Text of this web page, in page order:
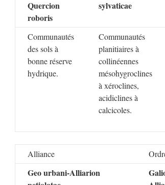
Quercion
roboris
sylvaticae
Communautés
des sols à
bonne réserve
hydrique.
Communautés
planitiaires à
collinéennes
mésohygroclines
à xéroclines,
acidiclines à
calcicoles.
Alliance
Geo urbani-Alliarion